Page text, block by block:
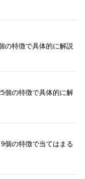
の特徴で具体的に解説
個の特徴で具体的に解
個の特徴で当てはまる